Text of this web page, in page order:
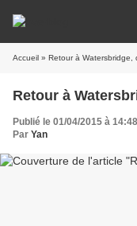
Accueil » Retour à Watersbridge,
Retour à
Publié le 01/04/2015 à 14:48
Par Yan